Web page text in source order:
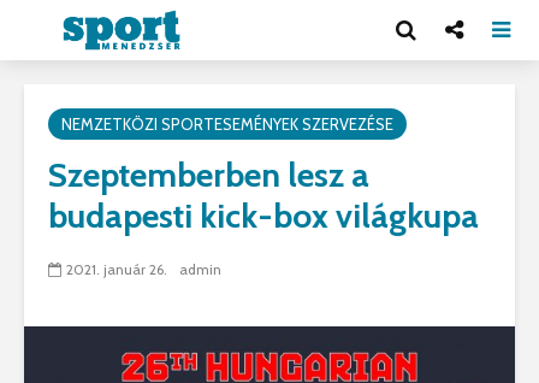
NEMZETKÖZI SPORTESEMÉNYEK SZERVEZÉSE
Szeptemberben lesz a
budapesti kick-box világkupa
2021. január 26. admin